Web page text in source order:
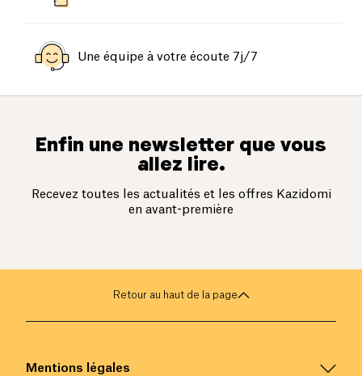
Une équipe à votre écoute 7j/7
Enfin une newsletter que vous
allez lire.
Recevez toutes les actualités et les offres Kazidomi
en avant-première
Retour au haut de la page
Mentions légales